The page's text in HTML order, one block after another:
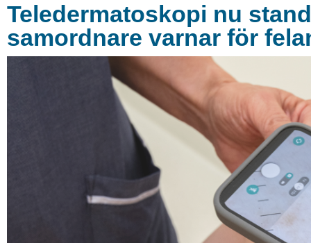
Teledermatoskopi nu
samordnare varnar för